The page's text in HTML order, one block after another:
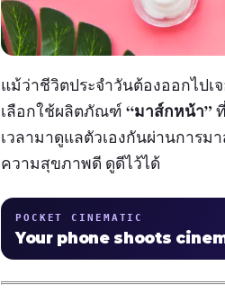
แม้ว่าชีวิตประจำวันต้องออกไป
เลือกใช้ผลิตภัณฑ์ “มาส์กหน้า”
เวลามาดูแลตัวเองกันผ่านการ
ความสุขภาพดี ดูดีไว้ได้
POCKET CINEMATIC
Your phone shoots